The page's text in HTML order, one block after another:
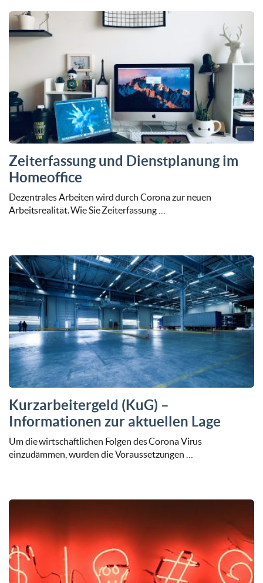
Zeiterfassung und Dienstplanung im
Homeoffice
Dezentrales Arbeiten wird durch Corona zur neuen
Arbeitsrealität. Wie Sie Zeiterfassung …
Kurzarbeitergeld (KuG) –
Informationen zur aktuellen Lage
Um die wirtschaftlichen Folgen des Corona Virus
einzudämmen, wurden die Voraussetzungen …